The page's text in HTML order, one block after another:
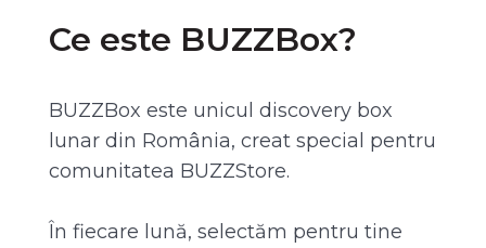
Ce este BUZZBox?
BUZZBox este unicul discovery box
lunar din România, creat special pentru
comunitatea BUZZStore.
În fiecare lună, selectăm pentru tine